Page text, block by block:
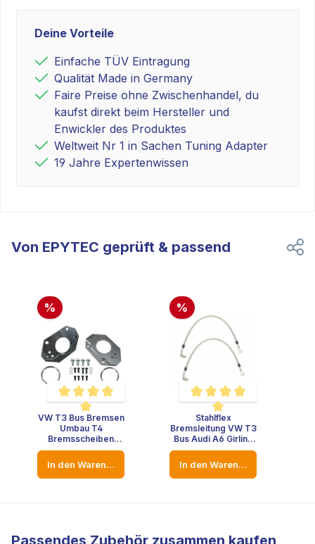
Deine Vorteile
Einfache TÜV Eintragung
Qualität Made in Germany
Faire Preise ohne Zwischenhandel, du
kaufst direkt beim Hersteller und
Enwickler des Produktes
Weltweit Nr 1 in Sachen Tuning Adapter
19 Jahre Expertenwissen
Von EPYTEC geprüft & passend
%
Durchschnittliche Bewertung von 5 von 5 Sternen
VW T3 Bus Bremsen
Umbau T4
Bremsscheiben
Hinterachse
Bremssattel
Bremssatteladapter
Adapter
In den Warenkorb
%
Durchschnittliche
Stahlflex
Bremsleitung VW T3
Bus Audi A6 Girling
Porsche Bremsen
Umbau
In den Warenkorb
Passendes Zubehör zusammen kaufen